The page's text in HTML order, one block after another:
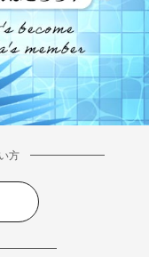
方